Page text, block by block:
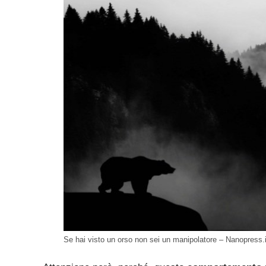
Se hai visto un orso non sei un manipolatore –